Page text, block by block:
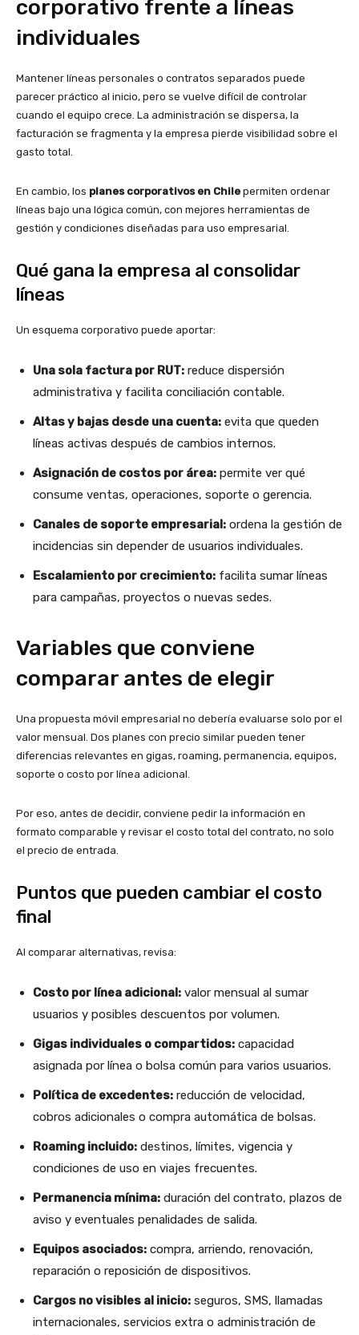
corporativo frente a líneas
individuales
Mantener líneas personales o contratos separados puede
parecer práctico al inicio, pero se vuelve difícil de controlar
cuando el equipo crece. La administración se dispersa, la
facturación se fragmenta y la empresa pierde visibilidad sobre el
gasto total.
En cambio, los planes corporativos en Chile permiten ordenar
líneas bajo una lógica común, con mejores herramientas de
gestión y condiciones diseñadas para uso empresarial.
Qué gana la empresa al consolidar
líneas
Un esquema corporativo puede aportar:
Una sola factura por RUT: reduce dispersión
administrativa y facilita conciliación contable.
Altas y bajas desde una cuenta: evita que queden
líneas activas después de cambios internos.
Asignación de costos por área: permite ver qué
consume ventas, operaciones, soporte o gerencia.
Canales de soporte empresarial: ordena la gestión de
incidencias sin depender de usuarios individuales.
Escalamiento por crecimiento: facilita sumar líneas
para campañas, proyectos o nuevas sedes.
Variables que conviene
comparar antes de elegir
Una propuesta móvil empresarial no debería evaluarse solo por el
valor mensual. Dos planes con precio similar pueden tener
diferencias relevantes en gigas, roaming, permanencia, equipos,
soporte o costo por línea adicional.
Por eso, antes de decidir, conviene pedir la información en
formato comparable y revisar el costo total del contrato, no solo
el precio de entrada.
Puntos que pueden cambiar el costo
final
Al comparar alternativas, revisa:
Costo por línea adicional: valor mensual al sumar
usuarios y posibles descuentos por volumen.
Gigas individuales o compartidos: capacidad
asignada por línea o bolsa común para varios usuarios.
Política de excedentes: reducción de velocidad,
cobros adicionales o compra automática de bolsas.
Roaming incluido: destinos, límites, vigencia y
condiciones de uso en viajes frecuentes.
Permanencia mínima: duración del contrato, plazos de
aviso y eventuales penalidades de salida.
Equipos asociados: compra, arriendo, renovación,
reparación o reposición de dispositivos.
Cargos no visibles al inicio: seguros, SMS, llamadas
internacionales, servicios extra o administración de